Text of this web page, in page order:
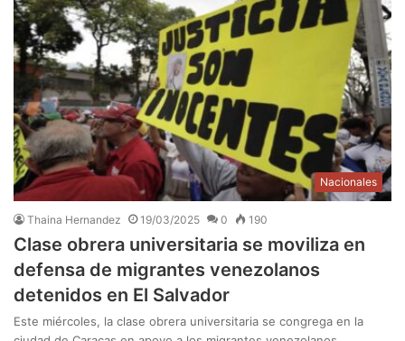
Nacionales
Thaina Hernandez 19/03/2025 0 190
Clase obrera universitaria se moviliza en
defensa de migrantes venezolanos
detenidos en El Salvador
Este miércoles, la clase obrera universitaria se congrega en la